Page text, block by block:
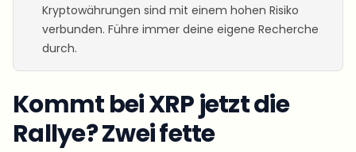
Kryptowährungen sind mit einem hohen Risiko
verbunden. Führe immer deine eigene Recherche
durch.
Kommt bei XRP jetzt die
Rallye? Zwei fette